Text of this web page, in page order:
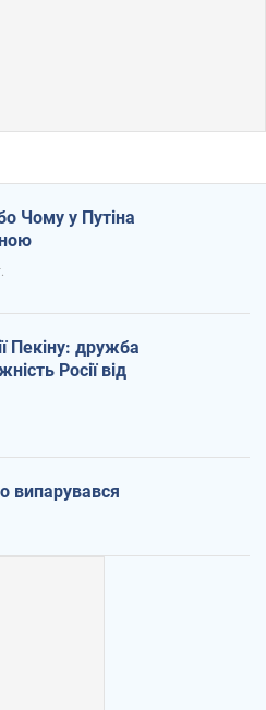
Чому у Путіна
Пекіну: дружба
Росії від
випарувався